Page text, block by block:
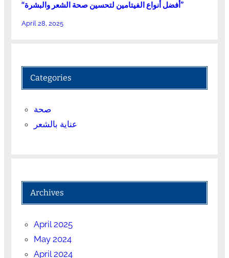
“أفضل أنواع الفيتامين لتحسين صحة الشعر والبشرة”
April 28, 2025
Categories
صحة
عناية بالشعر
Archives
April 2025
May 2024
April 2024